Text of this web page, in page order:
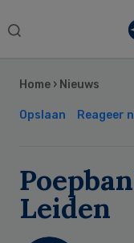
Search
Home › Nieuws
Opslaan Reageer
Leiden
Sidebar